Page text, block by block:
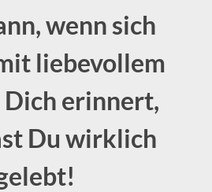
wenn sich
liebevollem
Dich erinnert,
Du wirklich